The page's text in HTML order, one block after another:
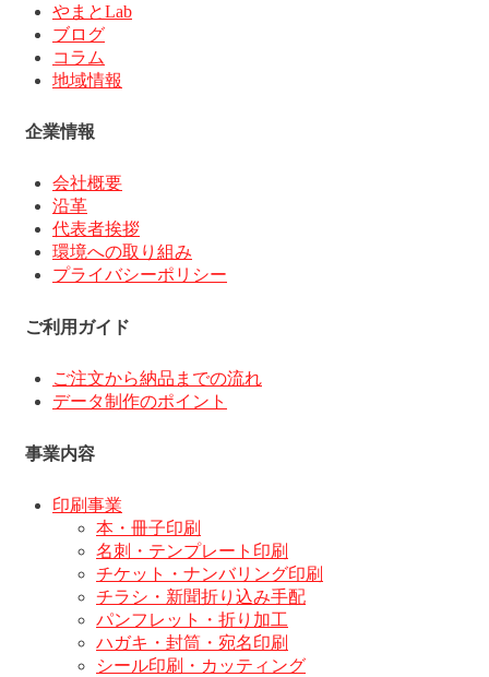
やまとLab
ブログ
コラム
地域情報
企業情報
会社概要
沿革
代表者挨拶
環境への取り組み
プライバシーポリシー
ご利用ガイド
ご注文から納品までの流れ
データ制作のポイント
事業内容
印刷事業
本・冊子印刷
名刺・テンプレート印刷
チケット・ナンバリング印刷
チラシ・新聞折り込み手配
パンフレット・折り加工
ハガキ・封筒・宛名印刷
シール印刷・カッティング